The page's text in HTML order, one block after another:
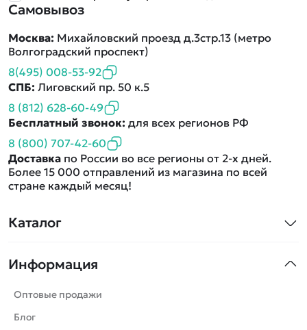
Каталог
Машинки
Танки
Вертолеты
Информация
Оптовые продажи
Блог
Самовывоз
Москва: Михайловский проезд д.3стр.13 (метро
Волгоградский проспект)
8(495) 008-53-92
СПБ: Лиговский пр. 50 к.5
8 (812) 628-60-49
Бесплатный звонок: для всех регионов РФ
8 (800) 707-42-60
Доставка по России во все регионы от 2-х дней.
Более 15 000 отправлений из магазина по всей
стране каждый месяц!